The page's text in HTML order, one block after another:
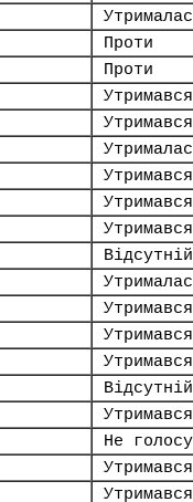
Проти
Проти
Утримався
Утримався
Утримався
Утримався
Утримався
Відсутній
Утримався
Утримався
Утримався
Відсутній
Утримався
Не
Утримався
Утримався